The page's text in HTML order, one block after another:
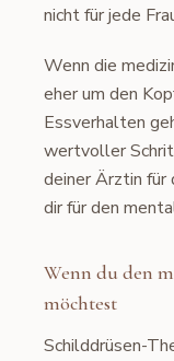
nicht für jede
Wenn die
eher um den
Essverhalten
wertvoller
deiner Ärztin für
dir für den
Wenn du den
möchtest
Schilddrüsen-